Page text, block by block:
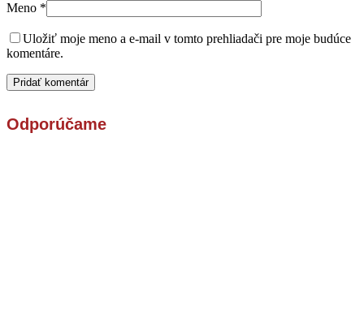
Meno *
Uložiť moje meno a e-mail v tomto prehliadači pre moje budúce
komentáre.
Odporúčame